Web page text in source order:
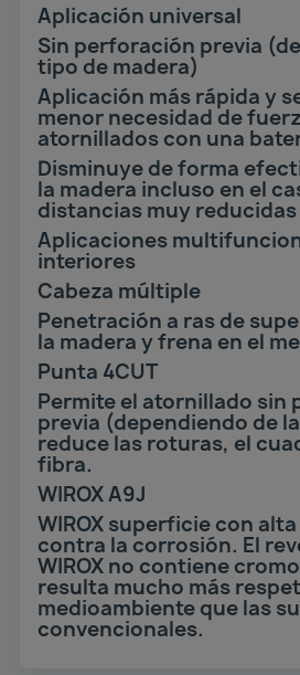
Aplicación universal
Sin perforación previa
tipo de madera)
Aplicación más rápida y
menor necesidad de
atornillados con una
Disminuye de forma
la madera incluso en el
distancias muy
Aplicaciones
interiores
Cabeza múltiple
Penetración a ras de
la madera y frena en el
Punta 4CUT
Permite el atornillado sin
previa (dependiendo de
reduce las roturas, el
fibra.
WIROX A9J
WIROX superficie con
contra la corrosión. El
WIROX no contiene
resulta mucho más
medioambiente que las
convencionales.